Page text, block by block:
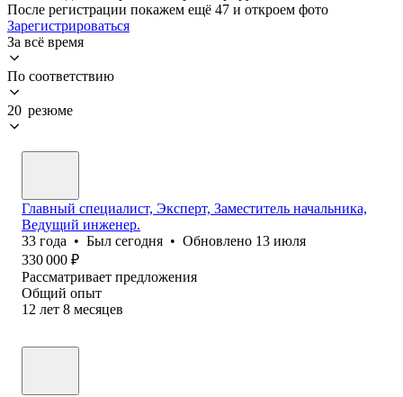
После регистрации покажем ещё 47 и откроем фото
Зарегистрироваться
За всё время
По соответствию
20 резюме
Главный специалист, Эксперт, Заместитель начальника,
Ведущий инженер.
33 года • Был сегодня • Обновлено 13 июля
330 000 ₽
Рассматривает предложения
Общий опыт
12 лет 8 месяцев